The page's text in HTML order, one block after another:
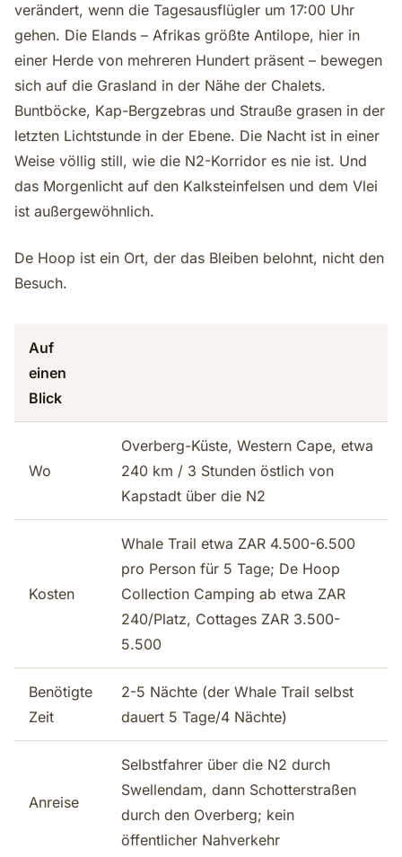
verändert, wenn die Tagesausflügler um 17:00 Uhr
gehen. Die Elands – Afrikas größte Antilope, hier in
einer Herde von mehreren Hundert präsent – bewegen
sich auf die Grasland in der Nähe der Chalets.
Buntböcke, Kap-Bergzebras und Strauße grasen in der
letzten Lichtstunde in der Ebene. Die Nacht ist in einer
Weise völlig still, wie die N2-Korridor es nie ist. Und
das Morgenlicht auf den Kalksteinfelsen und dem Vlei
ist außergewöhnlich.
De Hoop ist ein Ort, der das Bleiben belohnt, nicht den
Besuch.
Auf
einen
Blick
Wo
Overberg-Küste, Western Cape, etwa
240 km / 3 Stunden östlich von
Kapstadt über die N2
Kosten
Whale Trail etwa ZAR 4.500-6.500
pro Person für 5 Tage; De Hoop
Collection Camping ab etwa ZAR
240/Platz, Cottages ZAR 3.500-
5.500
Benötigte
Zeit
2-5 Nächte (der Whale Trail selbst
dauert 5 Tage/4 Nächte)
Anreise
Selbstfahrer über die N2 durch
Swellendam, dann Schotterstraßen
durch den Overberg; kein
öffentlicher Nahverkehr